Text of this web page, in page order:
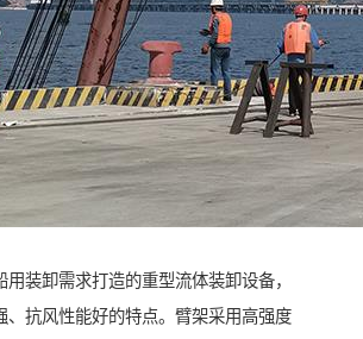
用装卸需求打造的重型流体装卸设备，
、抗风性能好的特点。臂架采用高强度